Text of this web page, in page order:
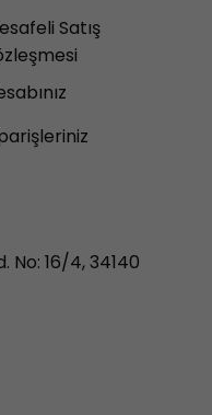
Satış
No: 16/4, 34140